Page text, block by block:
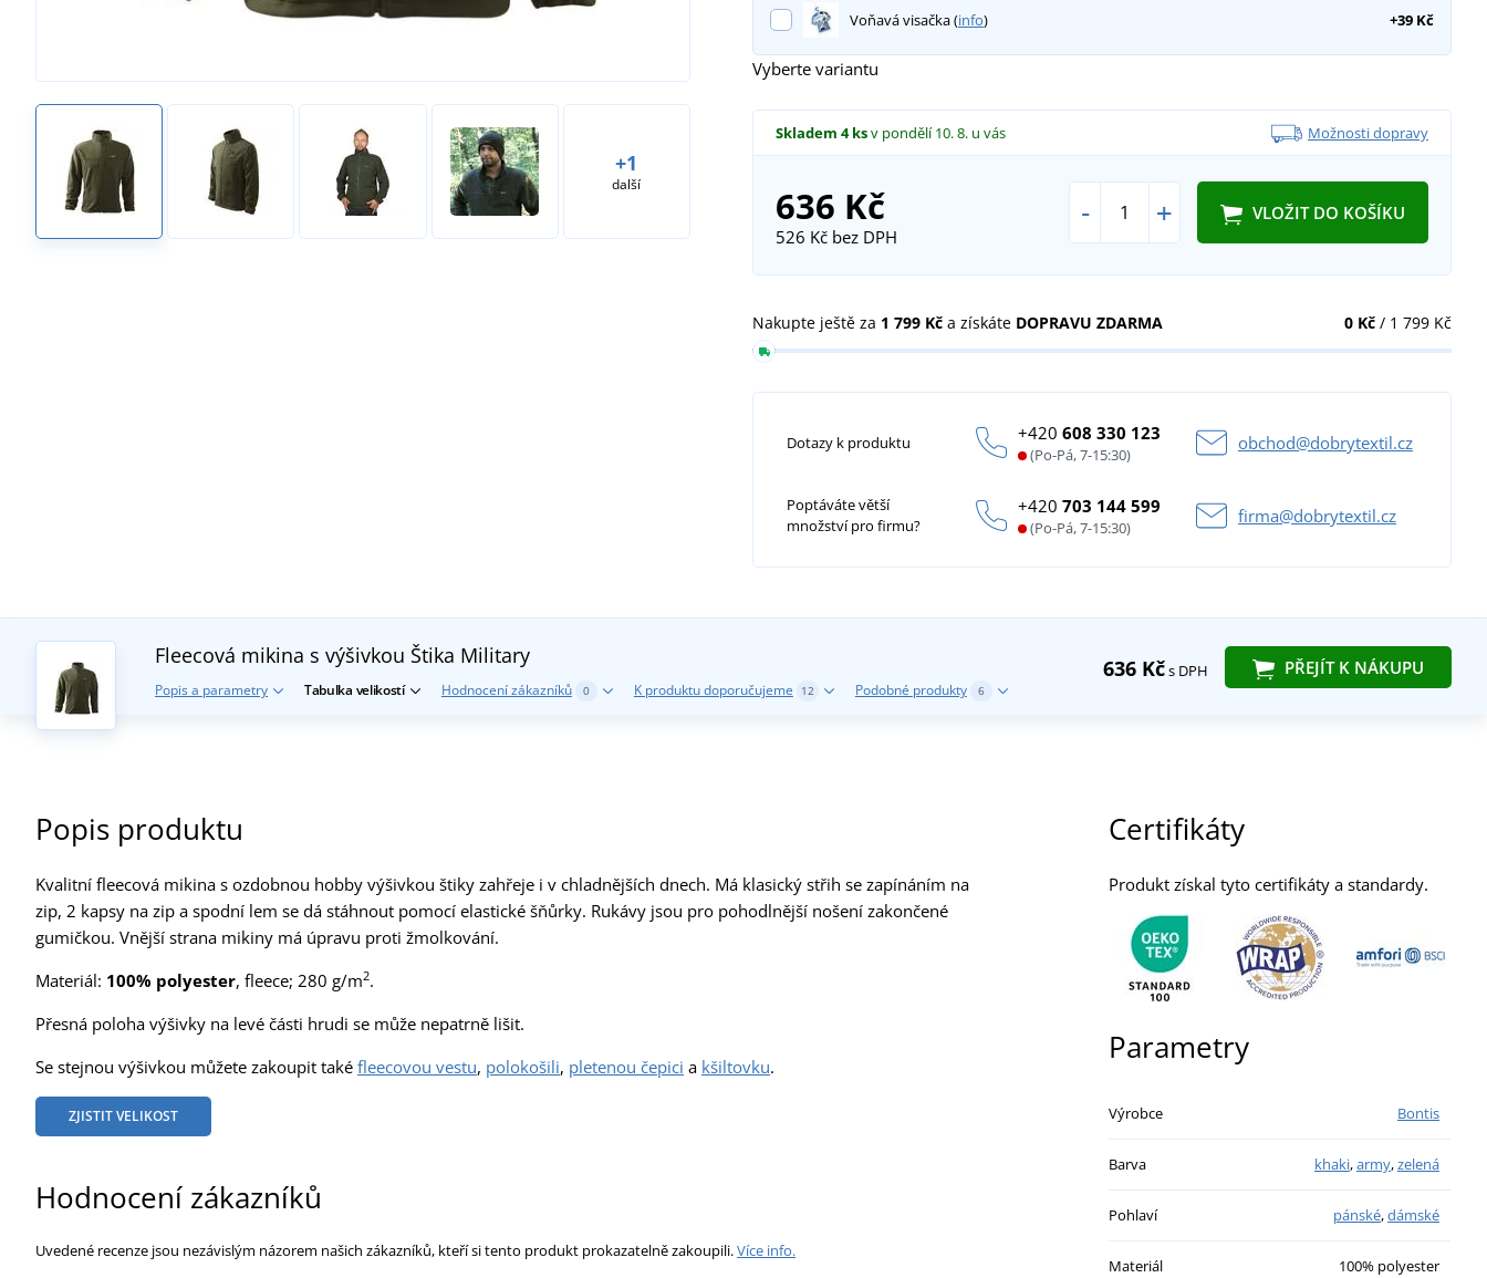
+1
další
Voňavá visačka (info) +39 Kč
Vyberte variantu
Skladem 4 ksv pondělí 10. 8. u vás Možnosti dopravy
636 Kč
526 Kčbez DPH
- + VLOŽIT DO KOŠÍKU
0 Kč/ 1 799 Kč
Nakupte ještě za 1 799 Kč a získáte DOPRAVU ZDARMA
Dotazy k produktu +420608 330 123
(Po-Pá, 7-15:30)
obchod@dobrytextil.cz
Poptáváte větší
množství pro firmu?
+420703 144 599
(Po-Pá, 7-15:30)
firma@dobrytextil.cz
636 Kčs DPH PŘEJÍT K NÁKUPU
Fleecová mikina s výšivkou Štika Military
Popis a parametry Tabulka velikostí Hodnocení zákazníků 0 K produktu doporučujeme 12 Podobné produkty 6
Popis produktu
Kvalitní fleecová mikina s ozdobnou hobby výšivkou štiky zahřeje i v chladnějších dnech. Má klasický střih se zapínáním na
zip, 2 kapsy na zip a spodní lem se dá stáhnout pomocí elastické šňůrky. Rukávy jsou pro pohodlnější nošení zakončené
gumičkou. Vnější strana mikiny má úpravu proti žmolkování.
Materiál: 100% polyester, fleece; 280 g/m2.
Přesná poloha výšivky na levé části hrudi se může nepatrně lišit.
Se stejnou výšivkou můžete zakoupit také fleecovou vestu, polokošili, pletenou čepici a kšiltovku.
ZJISTIT VELIKOST
Hodnocení zákazníků
Uvedené recenze jsou nezávislým názorem našich zákazníků, kteří si tento produkt prokazatelně zakoupili.Více info.
Certifikáty
Produkt získal tyto certifikáty a standardy.
Parametry
Výrobce Bontis
Barva khaki,army,zelená
Pohlaví pánské,dámské
Materiál 100% polyester